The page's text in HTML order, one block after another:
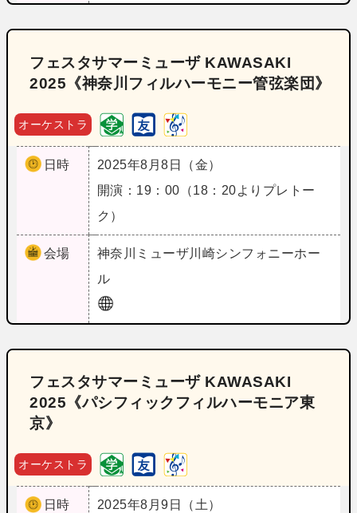
フェスタサマーミューザ KAWASAKI
2025《神奈川フィルハーモニー管弦楽団》
オーケストラ
日時
2025年8月8日（金）
開演：19：00（18：20よりプレトー
ク）
会場 神奈川
ミューザ川崎シンフォニーホー
ル
フェスタサマーミューザ KAWASAKI
2025《パシフィックフィルハーモニア東
京》
オーケストラ
日時
2025年8月9日（土）